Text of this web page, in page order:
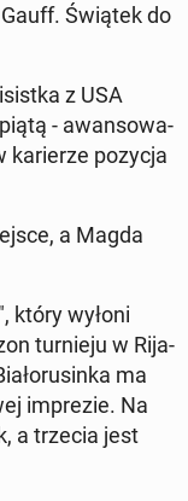
Świątek do
z USA
- awan­so­wa­
ka­rie­rze pozycja
a Magda
który wyłoni
tur­nie­ju w Ri­ja­
ma
im­pre­zie. Na
a trzecia jest